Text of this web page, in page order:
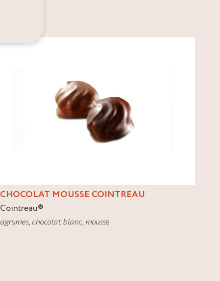
CHOCOLAT MOUSSE COINTREAU
Cointreau®
agrumes, chocolat blanc, mousse